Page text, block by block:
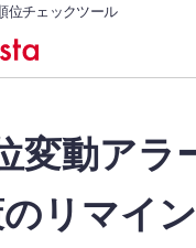
位チェックツール
変動アラ
リマイ